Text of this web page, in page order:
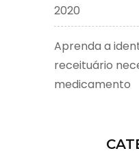
2020
Aprenda a
receituário
medicamento